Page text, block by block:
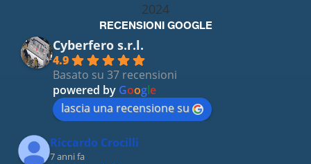
2024
RECENSIONI GOOGLE
Cyberfero s.r.l.
4.9
Basato su 37 recensioni
powered by Google
lascia una recensione su
Riccardo Crocilli
7 anni fa